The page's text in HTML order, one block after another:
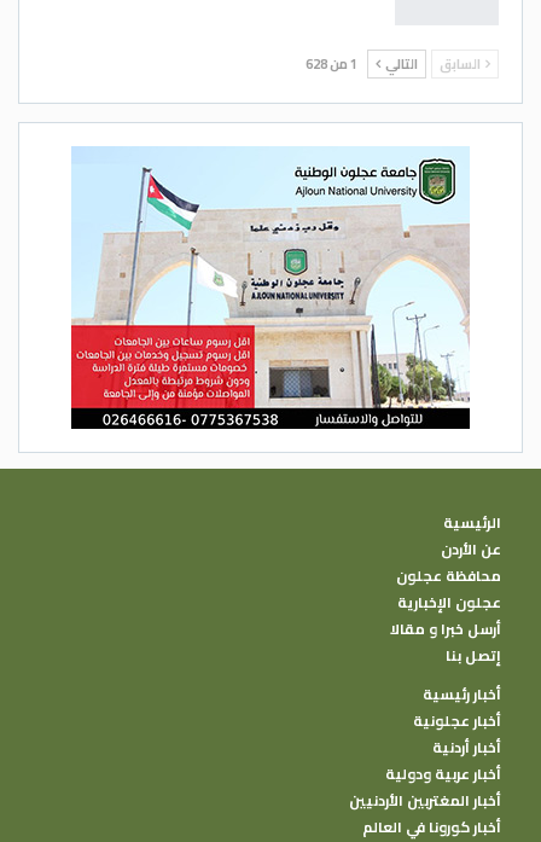
السابق التالي 1 من 628
الرئيسية
عن الأردن
محافظة عجلون
عجلون الإخبارية
أرسل خبرا و مقالا
إتصل بنا
أخبار رئيسية
أخبار عجلونية
أخبار أردنية
أخبار عربية ودولية
أخبار المغتربين الأردنيين
أخبار كورونا في العالم